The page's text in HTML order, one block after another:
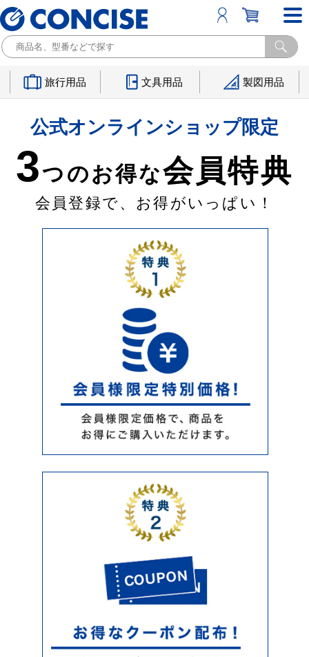
旅行用品 文具用品 製図用品
公式オンラインショップ限定
3つのお得な会員特典
会員登録で、お得がいっぱい！